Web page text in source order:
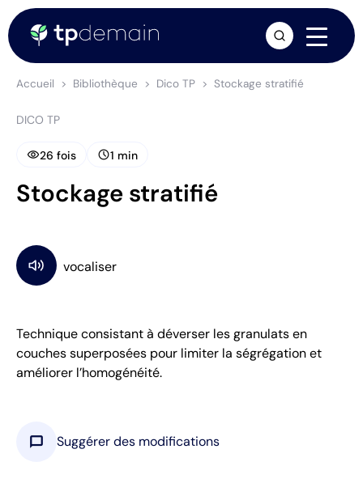
Accueil Bibliothèque Dico TP Stockage stratifié
DICO TP
visibility26 fois schedule1 min
Stockage stratifié
Technique consistant à déverser les granulats en
couches superposées pour limiter la ségrégation et
améliorer l’homogénéité.
chat_bubble Suggérer des modifications
arrow_forward